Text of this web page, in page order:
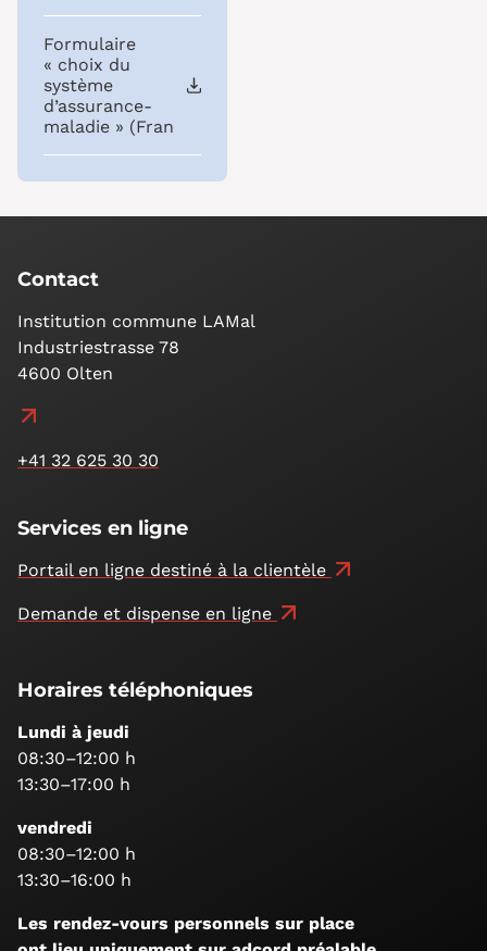
Formulaire
« choix du
système
d’assurance-
maladie » (Fran
Contact
Institution commune LAMal
Industriestrasse 78
4600 Olten
+41 32 625 30 30
Services en ligne
Portail en ligne destiné à la clientèle
Demande et dispense en ligne
Horaires téléphoniques
Lundi à jeudi
08:30–12:00 h
13:30–17:00 h
vendredi
08:30–12:00 h
13:30–16:00 h
Les rendez-vours personnels sur place